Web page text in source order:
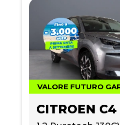
VALORE FUTURO
CITROEN C4